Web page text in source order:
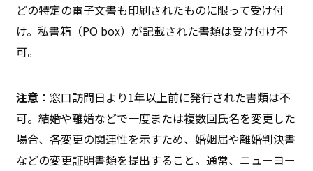
どの特定の電子文書も印刷されたものに限って受け付
け。私書箱（PO box）が記載された書類は受け付け不
可。
注意 ：窓口訪問日より1年以上前に発行された書類は不
可。結婚や離婚などで一度または複数回氏名を変更した
場合、各変更の関連性を示すため、婚姻届や離婚判決書
などの変更証明書類を提出すること。通常、ニューヨー